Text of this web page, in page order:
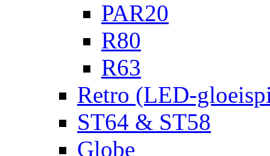
PAR20
R80
R63
Retro (LED-
ST64 & ST58
Globe